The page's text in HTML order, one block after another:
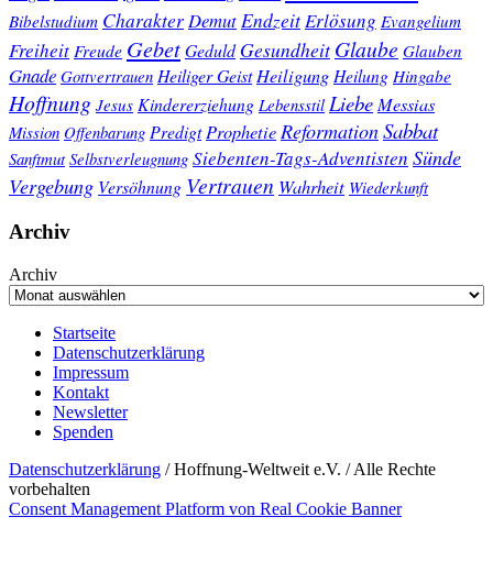
Bibelstudium Charakter DemutEndzeitErlösung Evangelium
FreiheitFreude GebetGeduld Gesundheit Glaube Glauben
Gnade Gottvertrauen Heiliger Geist HeiligungHeilung Hingabe
Hoffnung Jesus Kindererziehung Lebensstil LiebeMessias
Mission Offenbarung Predigt ProphetieReformationSabbat
Sanftmut Selbstverleugnung Siebenten-Tags-Adventisten Sünde
Vergebung Versöhnung Vertrauen Wahrheit Wiederkunft
Archiv
Archiv
Startseite
Datenschutzerklärung
Impressum
Kontakt
Newsletter
Spenden
Datenschutzerklärung / Hoffnung-Weltweit e.V. / Alle Rechte
vorbehalten
Consent Management Platform von Real Cookie Banner